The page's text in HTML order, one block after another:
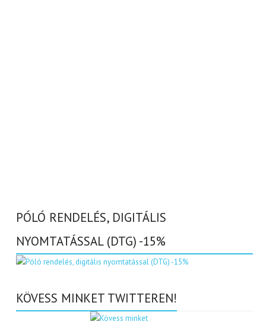
PÓLÓ RENDELÉS, DIGITÁLIS
NYOMTATÁSSAL (DTG) -15%
KÖVESS MINKET TWITTEREN!